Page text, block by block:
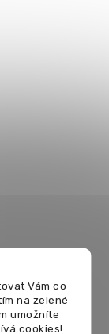
Vám co
na zelené
umožníte
cookies!